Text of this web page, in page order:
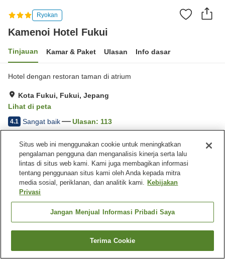
Ryokan
Kamenoi Hotel Fukui
Tinjauan Kamar & Paket Ulasan Info dasar
Hotel dengan restoran taman di atrium
Kota Fukui, Fukui, Jepang
Lihat di peta
4.1 Sangat baik Ulasan: 113
Fasilitas properti
Tempat parkir
Restoran
Mesin penjual otomatis
Toko
Beranda Jepang Fukui Kota Fukui Kamenoi Hotel Fukui
Cari kamar
Situs web ini menggunakan cookie untuk meningkatkan
pengalaman pengguna dan menganalisis kinerja serta lalu
lintas di situs web kami. Kami juga membagikan informasi
tentang penggunaan situs kami oleh Anda kepada mitra
media sosial, periklanan, dan analitik kami. Kebijakan
Privasi
Jangan Menjual Informasi Pribadi Saya
Terima Cookie